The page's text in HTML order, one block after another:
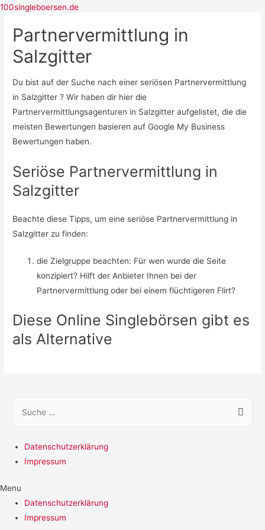
100singleboersen.de
Singlebörsen
Bildkontakte
Dating Cafe
neu.de
Partnervermittlung
Parship
ElitePartner
Partner.de
Casual Dating
C-Date
Partnervermittlung in
Salzgitter
Du bist auf der Suche nach einer seriösen Partnervermittlung
in Salzgitter ? Wir haben dir hier die
Partnervermittlungsagenturen in Salzgitter aufgelistet, die die
meisten Bewertungen basieren auf Google My Business
Bewertungen haben.
Seriöse Partnervermittlung in
Salzgitter
Beachte diese Tipps, um eine seriöse Partnervermittlung in
Salzgitter zu finden:
die Zielgruppe beachten: Für wen wurde die Seite
konzipiert? Hilft der Anbieter Ihnen bei der
Partnervermittlung oder bei einem flüchtigeren Flirt?
Diese Online Singlebörsen gibt es
als Alternative
n
a
c
Datenschutzerklärung
Impressum
Menu
Datenschutzerklärung
Impressum